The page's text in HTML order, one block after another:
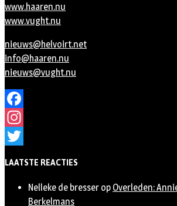
www.haaren.nu
www.vught.nu
nieuws@helvoirt.net
info@haaren.nu
nieuws@vught.nu
Facebook
Instagram
LAATSTE REACTIES
Nelleke de bresser op Overleden:
Berkelmans